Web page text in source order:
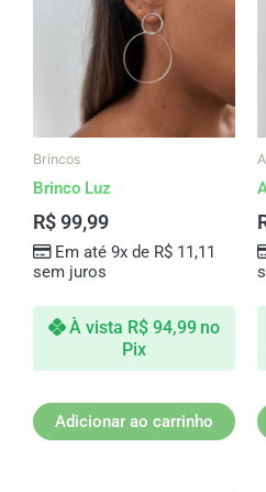
Brincos
Brinco Luz
R$99,99
Em até 9x de R$11,11
sem juros
À vista R$94,99 no
Pix
Adicionar ao carrinho